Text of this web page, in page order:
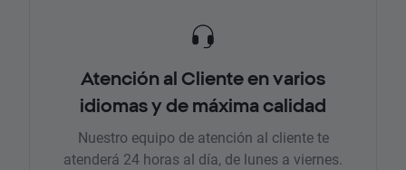
Atención al Cliente en varios
idiomas y de máxima calidad
Nuestro equipo de atención al cliente te
atenderá 24 horas al día, de lunes a viernes.